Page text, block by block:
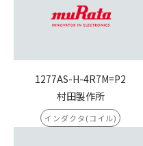
1277AS-H-4R7M=P2
村田製作所
インダクタ(コイル)